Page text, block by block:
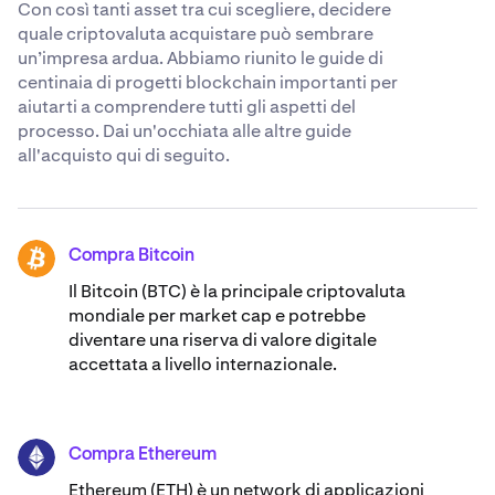
Con così tanti asset tra cui scegliere, decidere
quale criptovaluta acquistare può sembrare
un’impresa ardua. Abbiamo riunito le guide di
centinaia di progetti blockchain importanti per
aiutarti a comprendere tutti gli aspetti del
processo. Dai un'occhiata alle altre guide
all'acquisto qui di seguito.
BTC Compra Bitcoin
Il Bitcoin (BTC) è la principale criptovaluta
mondiale per market cap e potrebbe
diventare una riserva di valore digitale
accettata a livello internazionale.
ETH Compra Ethereum
Ethereum (ETH) è un network di applicazioni